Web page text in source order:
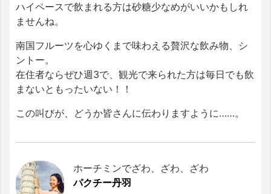
ハイペースで飲まれる方は砂糖少なめがいいかもしれ
ませんね。
南国フルーツを心ゆくまで味わえる贅沢な飲み物、シ
ントー。
在住者ならぜひ週3で、観光で来られた方は毎日でも飲
まないともったいない！！
この叫びが、どうか皆さんに伝わりますように……。
ホーチミンでざわ、ざわ、ざわ
パクチー丹羽